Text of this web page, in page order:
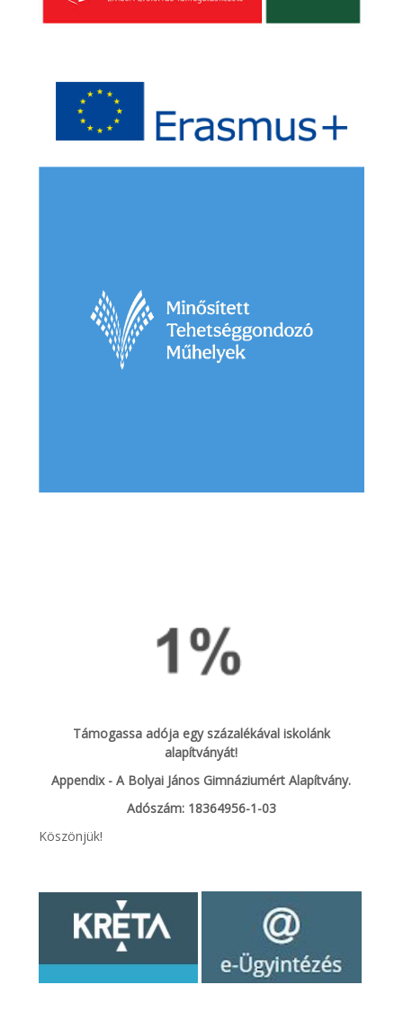
Támogassa adója egy százalékával iskolánk
alapítványát!
Appendix - A Bolyai János Gimnáziumért Alapítvány.
Adószám: 18364956-1-03
Köszönjük!